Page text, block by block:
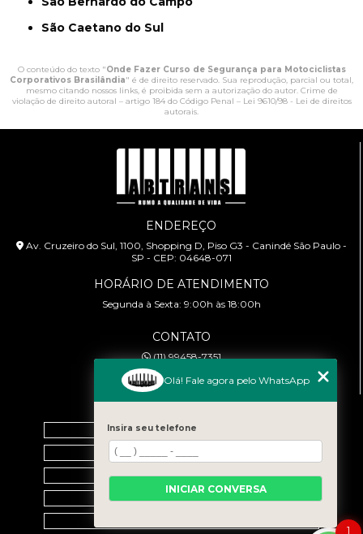
São Caetano do Sul
O conteúdo do texto "Onde Fazer Curso de Segurança para Motociclistas
Corporativos Brasilândia" é de direito reservado. Sua reprodução, parcial ou total,
mesmo citando nossos links, é proibida sem a autorização do autor. Crime de
violação de direito autoral – artigo 184 do Código Penal – Lei 9610/98 - Lei de direitos
autorais.
ENDEREÇO
Av. Cruzeiro do Sul, 1100, Shopping D, Piso G3 - Canindé São Paulo -
SP - CEP: 04648-071
HORÁRIO DE ATENDIMENTO
Segunda à Sexta: 9:00h às 18:00h
CONTATO
(11) 99458-7351
cursoabtrans@gmail.com
Home
Empresa
Galeria
Contato
1
Olá! Fale agora pelo WhatsApp
Insira seu telefone
INICIAR CONVERSA